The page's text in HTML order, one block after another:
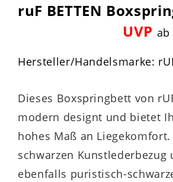
ruF BETTEN
UVP ab
Hersteller/Handelsmarke:
Dieses Boxspringbett von
modern designt und bietet
hohes Maß an
schwarzen Kunstlederbezug
ebenfalls puristisch-